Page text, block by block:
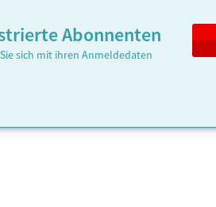
Abonnenten
sich mit ihren Anmeldedaten